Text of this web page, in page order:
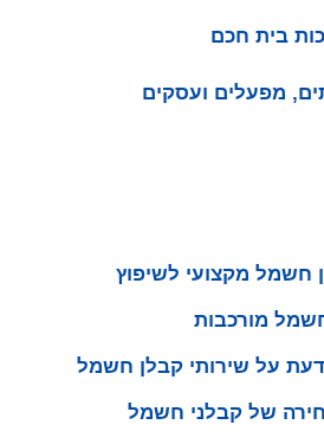
בית חכם
מפעלים ועסקים
חשמל מקצועי לשיפוץ
מורכבות
על שירותי קבלן חשמל
של קבלני חשמל